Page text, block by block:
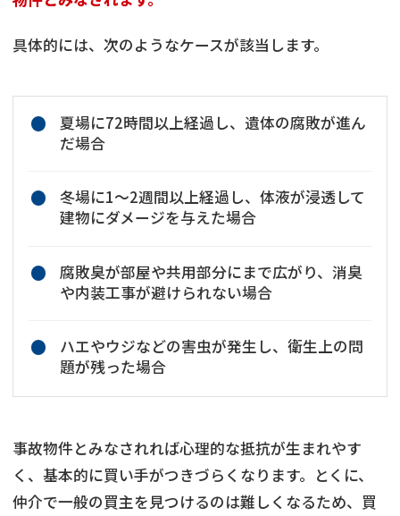
具体的には、次のようなケースが該当します。
夏場に72時間以上経過し、遺体の腐敗が進ん
だ場合
冬場に1〜2週間以上経過し、体液が浸透して
建物にダメージを与えた場合
腐敗臭が部屋や共用部分にまで広がり、消臭
や内装工事が避けられない場合
ハエやウジなどの害虫が発生し、衛生上の問
題が残った場合
事故物件とみなされれば心理的な抵抗が生まれやす
く、基本的に買い手がつきづらくなります。とくに、
仲介で一般の買主を見つけるのは難しくなるため、買